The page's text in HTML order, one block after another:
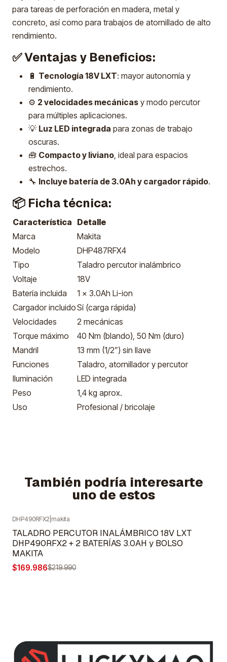
para tareas de perforación en madera, metal y
concreto, así como para trabajos de atornillado de alto
rendimiento.
✅ Ventajas y Beneficios:
🔋 Tecnología 18V LXT: mayor autonomía y
rendimiento.
⚙️ 2 velocidades mecánicas y modo percutor
para múltiples aplicaciones.
💡 Luz LED integrada para zonas de trabajo
oscuras.
🧰 Compacto y liviano , ideal para espacios
estrechos.
🔧 Incluye batería de 3.0Ah y cargador rápido.
📦 Ficha técnica:
Característica Detalle
Marca
Makita
Modelo
DHP487RFX4
Tipo
Taladro percutor inalámbrico
Voltaje
18V
Batería incluida
1 x 3.0Ah Li-ion
Cargador incluidoSí (carga rápida)
Velocidades
2 mecánicas
Torque máximo
40 Nm (blando), 50 Nm (duro)
Mandril
13 mm (1/2”) sin llave
Funciones
Taladro, atornillador y percutor
Iluminación
LED integrada
Peso
1,4 kg aprox.
Uso
Profesional / bricolaje
También podría interesarte
uno de estos
-23%OFF
DHP490RFX2 makita
TALADRO PERCUTOR INALÁMBRICO 18V LXT
DHP490RFX2 + 2 BATERÍAS 3.0AH y BOLSO
MAKITA
$169.986$219.990